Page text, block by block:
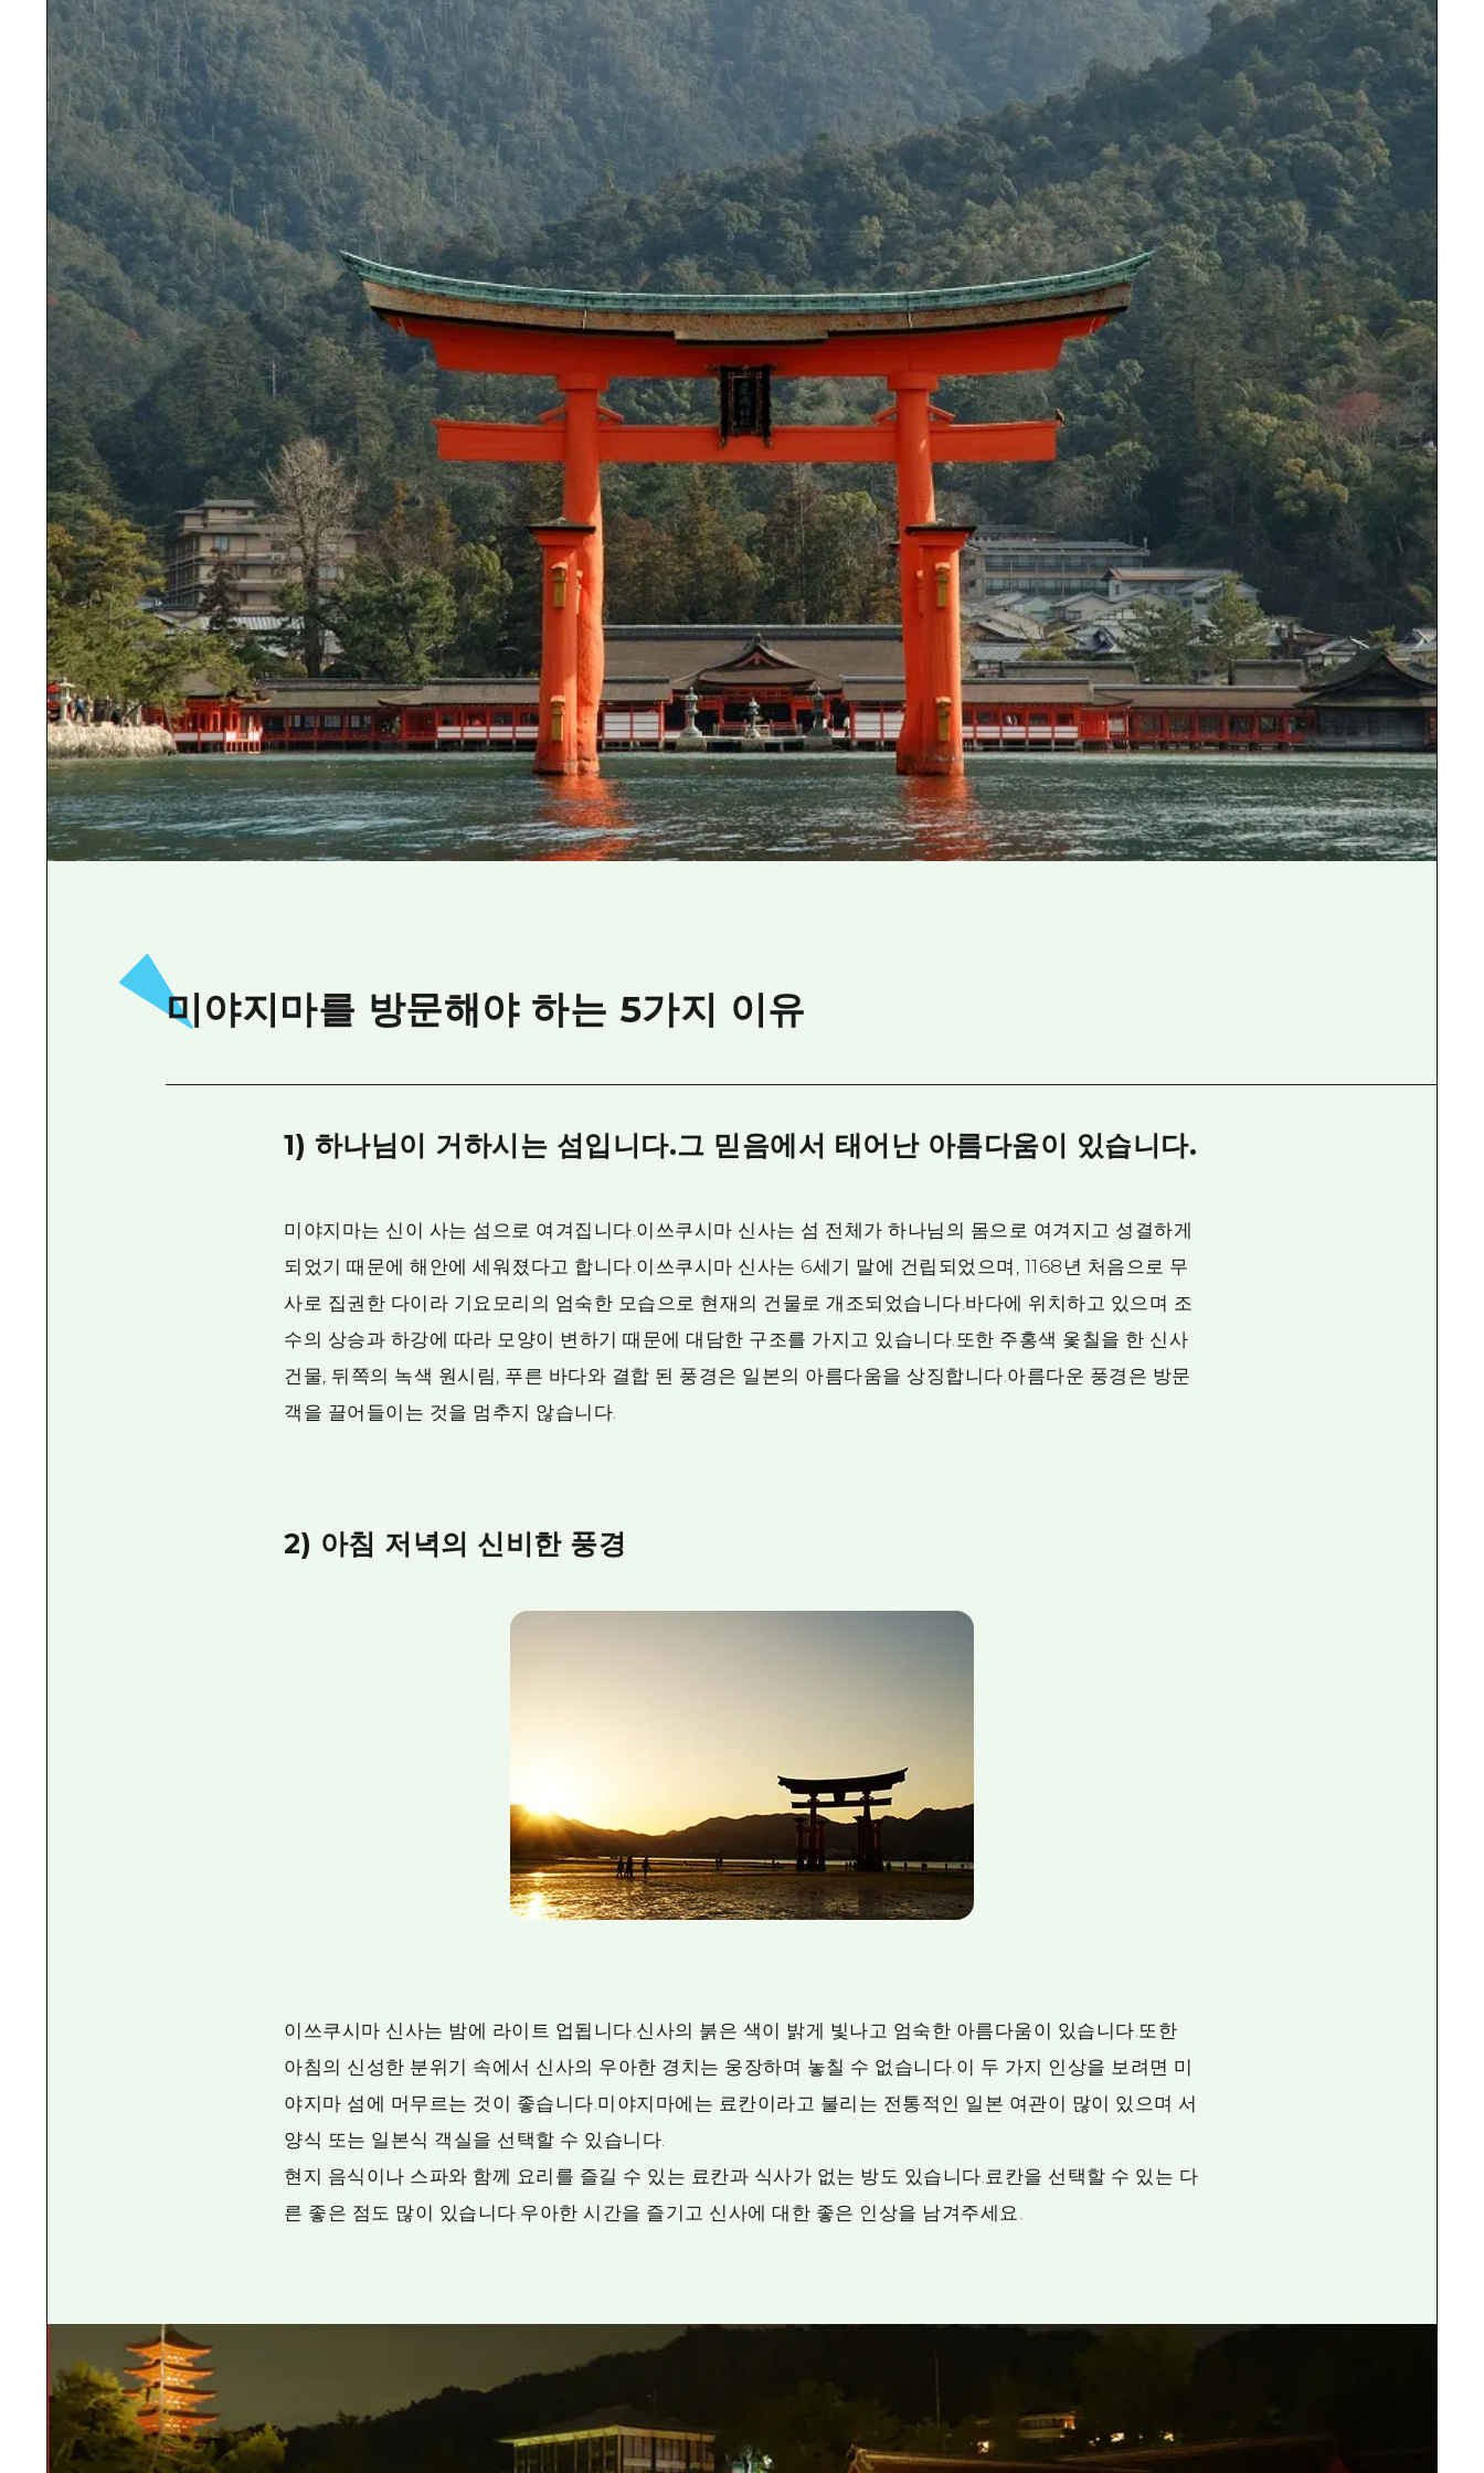
미야지마를 방문해야 하는 5가지 이유
1) 하나님이 거하시는 섬입니다.그 믿음에서 태어난 아름다움이 있습니다.
미야지마는 신이 사는 섬으로 여겨집니다.이쓰쿠시마 신사는 섬 전체가 하나님의 몸으로 여겨지고 성결하게
되었기 때문에 해안에 세워졌다고 합니다.이쓰쿠시마 신사는 6세기 말에 건립되었으며, 1168년 처음으로 무
사로 집권한 다이라 기요모리의 엄숙한 모습으로 현재의 건물로 개조되었습니다.바다에 위치하고 있으며 조
수의 상승과 하강에 따라 모양이 변하기 때문에 대담한 구조를 가지고 있습니다.또한 주홍색 옻칠을 한 신사
건물, 뒤쪽의 녹색 원시림, 푸른 바다와 결합 된 풍경은 일본의 아름다움을 상징합니다.아름다운 풍경은 방문
객을 끌어들이는 것을 멈추지 않습니다.
2) 아침 저녁의 신비한 풍경
이쓰쿠시마 신사는 밤에 라이트 업됩니다.신사의 붉은 색이 밝게 빛나고 엄숙한 아름다움이 있습니다.또한
아침의 신성한 분위기 속에서 신사의 우아한 경치는 웅장하며 놓칠 수 없습니다.이 두 가지 인상을 보려면 미
야지마 섬에 머무르는 것이 좋습니다.미야지마에는 료칸이라고 불리는 전통적인 일본 여관이 많이 있으며 서
양식 또는 일본식 객실을 선택할 수 있습니다.
현지 음식이나 스파와 함께 요리를 즐길 수 있는 료칸과 식사가 없는 방도 있습니다.료칸을 선택할 수 있는 다
른 좋은 점도 많이 있습니다.우아한 시간을 즐기고 신사에 대한 좋은 인상을 남겨주세요.